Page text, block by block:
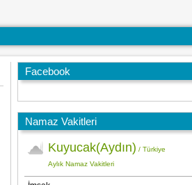
Facebook
Namaz Vakitleri